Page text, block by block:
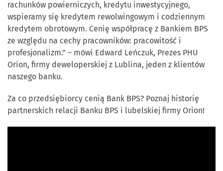
rachunków powierniczych, kredytu inwestycyjnego,
wspieramy się kredytem rewolwingowym i codziennym
kredytem obrotowym. Cenię współpracę z Bankiem BPS
ze względu na cechy pracowników: pracowitość i
profesjonalizm.” – mówi Edward Leńczuk, Prezes PHU
Orion, firmy deweloperskiej z Lublina, jeden z klientów
naszego banku.
Za co przedsiębiorcy cenią Bank BPS? Poznaj historię
partnerskich relacji Banku BPS i lubelskiej firmy Orion!